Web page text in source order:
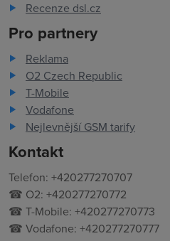
Recenze dsl.cz
Pro partnery
Reklama
O2 Czech Republic
T-Mobile
Vodafone
Nejlevnější GSM tarify
Kontakt
Telefon: +420277270707
☎ O2: +420277270772
☎ T-Mobile: +420277270773
☎ Vodafone: +420277270777